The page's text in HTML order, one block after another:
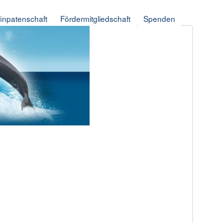
Fördermitgliedschaft Spenden